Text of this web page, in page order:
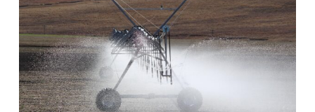
el
riego
mediante
datos
de
sensores